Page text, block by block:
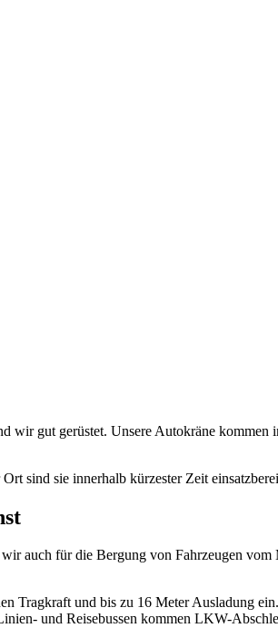
wir gut gerüstet. Unsere Autokräne kommen
sind sie innerhalb kürzester Zeit
auch für die Bergung von Fahrzeugen
Tragkraft und bis zu 16 Meter Ausladung
und Reisebussen kommen LKW-